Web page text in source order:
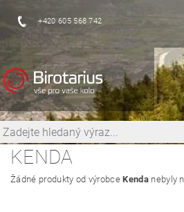
+420 605 568 742
KENDA
Žádné produkty od výrobceKendanebyly